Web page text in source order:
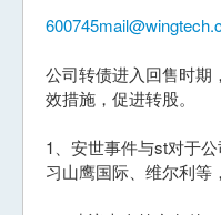
公司转债进入回售时期
效措施，促进转股。
1、安世事件与st对于
习山鹰国际、维尔利等